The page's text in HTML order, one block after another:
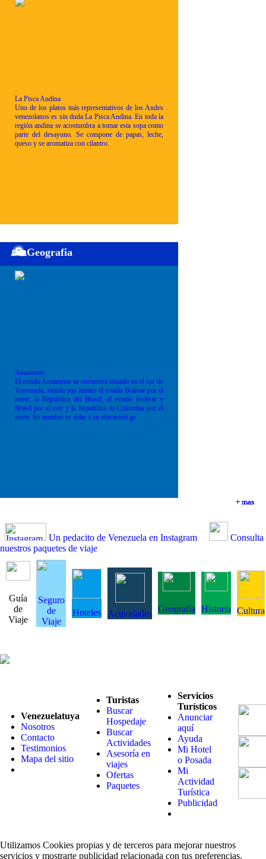
+ mas
+ mas
La Pisca Andina
Uno de los platos más representativos de los Andes
venezolanos es sin duda La Pisca Andina. En toda la
región andina se acostumbra a tomar esta sopa como
parte del desayuno. Se compone de papas, leche,
queso y se aromatiza con cilantro.
+ mas
Geografia
Amazonas
El estado Amazonas se encuentra situado en el sur de
Venezuela, siendo sus límites el estado Bolívar por el
norte; la República del Brasil; el estado Bolívar y
Brasil por el este y la República de Colombia por el
oeste. Su nombre se debe a su ubicación ge
+ mas
Un pedacito de Venezuela en Instagram
Consulta
nuestros paquetes de viaje
Guía
de
Viaje
Seguro
de
Viaje
Hoteles Actividades Geografía Historia Cultura
Venezuelatuya
Nosotros
Contacto
Testimonios
Mapa del sitio
Turistas
Buscar
Hospedaje
Buscar
Actividades
Asesoría en
viajes
Ofertas
Paquetes
Servicios
Turísticos
Anunciar
aquí
Ayuda
Mi Hotel
o Posada
Mi
Actividad
Turística
Publicidad
Utilizamos Cookies propias y de terceros para mejorar nuestros
servicios y mostrarte publicidad relacionada con tus preferencias.